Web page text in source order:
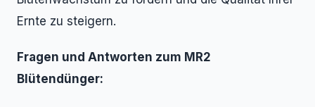
Ernte zu steigern.
Fragen und Antworten zum MR2
Blütendünger: